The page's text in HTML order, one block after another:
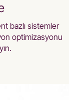
bazlı sistemler
optimizasyonu